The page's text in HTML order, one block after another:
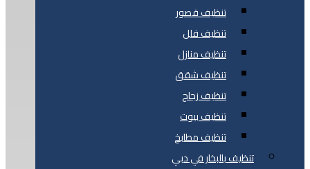
تنظيف قصور
تنظيف فلل
تنظيف منازل
تنظيف شقق
تنظيف زجاج
تنظيف بيوت
تنظيف مطابخ
تنظيف بالبخار في دبي